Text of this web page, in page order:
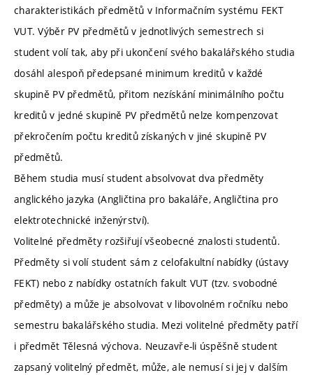
charakteristikách předmětů v Informačním systému FEKT
VUT. Výběr PV předmětů v jednotlivých semestrech si
student volí tak, aby při ukončení svého bakalářského studia
dosáhl alespoň předepsané minimum kreditů v každé
skupině PV předmětů, přitom nezískání minimálního počtu
kreditů v jedné skupině PV předmětů nelze kompenzovat
překročením počtu kreditů získaných v jiné skupině PV
předmětů.
Během studia musí student absolvovat dva předměty
anglického jazyka (Angličtina pro bakaláře, Angličtina pro
elektrotechnické inženýrství).
Volitelné předměty rozšiřují všeobecné znalosti studentů.
Předměty si volí student sám z celofakultní nabídky (ústavy
FEKT) nebo z nabídky ostatních fakult VUT (tzv. svobodné
předměty) a může je absolvovat v libovolném ročníku nebo
semestru bakalářského studia. Mezi volitelné předměty patří
i předmět Tělesná výchova. Neuzavře-li úspěšně student
zapsaný volitelný předmět, může, ale nemusí si jej v dalším